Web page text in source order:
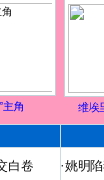
主角 维埃
白卷
·姚明